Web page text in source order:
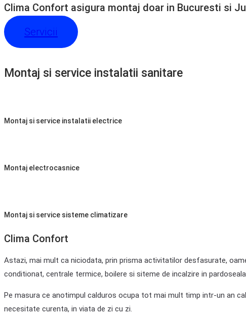
Clima Confort asigura montaj doar in Bucuresti si
Servicii
Montaj si service instalatii sanitare
Montaj si service instalatii electrice
Montaj electrocasnice
Montaj si service sisteme climatizare
Clima Confort
Astazi, mai mult ca niciodata, prin prisma activitatilor desfasurate,
conditionat, centrale termice, boilere si siteme de incalzire in
Pe masura ce anotimpul calduros ocupa tot mai mult timp intr-un an
necesitate curenta, in viata de zi cu zi.